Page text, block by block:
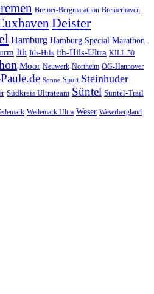
Bremer-Bergmarathon Bremerhaven
Deister
Hamburg Hamburg Special Marathon
Ith Ith-Hils ith-Hils-Ultra KILL 50
Moor Neuwerk Northeim OG-Hannover
Sonne Sport Steinhuder
Südkreis Ultrateam Süntel Süntel-Trail
Wedemark Ultra Weser Weserbergland